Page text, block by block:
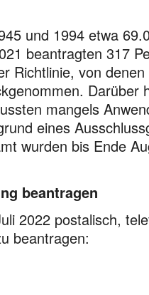
und 1994 etwa
beantragten 317
Richtlinie, von
Darüber
mangels
eines
wurden bis Ende
beantragen
2022 postalisch,
beantragen: